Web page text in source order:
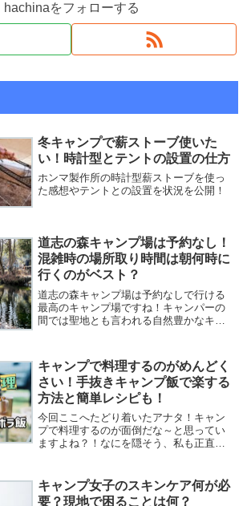
hachinaをフォローする
冬キャンプで薪ストーブ使いた
い！時計型とテントの設置の仕方
ホンマ製作所の時計型薪ストーブを使っ
た感想やテントとの設置を状況を公開！
道志の森キャンプ場は予約なし！
混雑時の場所取り時間は朝何時に
行くのがベスト？
道志の森キャンプ場は予約なしで行ける
最高のキャンプ場ですね！キャンパーの
間では聖地とも言われる自然豊かなキャ
るキャンプシーズンは何時に行くのがい
いのでしょう？混雑の中で上手く場所取
りできる時間を徹底分析しました。
キャンプで料理するのがめんどく
さい！手抜きキャンプ飯で楽する
方法と簡単レシピも！
今回ここへたどり着いたアナタ！キャン
プで料理するのが面倒だな～と思ってい
ますよね？！なにを隠そう、私も正直め
ーズじゃないし暗くて見えづらかったり
火加減がうまくいかなかっ...
キャンプ女子のスキンケア何が必
要？現地で困ることは何？